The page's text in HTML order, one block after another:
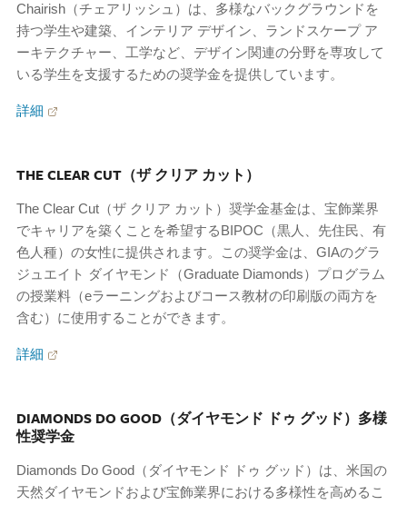
Chairish（チェアリッシュ）は、多様なバックグラウンドを
持つ学生や建築、インテリア デザイン、ランドスケープ ア
ーキテクチャー、工学など、デザイン関連の分野を専攻して
いる学生を支援するための奨学金を提供しています。
詳細
THE CLEAR CUT（ザ クリア カット）
The Clear Cut（ザ クリア カット）奨学金基金は、宝飾業界
でキャリアを築くことを希望するBIPOC（黒人、先住民、有
色人種）の女性に提供されます。この奨学金は、GIAのグラ
ジュエイト ダイヤモンド（Graduate Diamonds）プログラム
の授業料（eラーニングおよびコース教材の印刷版の両方を
含む）に使用することができます。
詳細
DIAMONDS DO GOOD（ダイヤモンド ドゥ グッド）多様
性奨学金
Diamonds Do Good（ダイヤモンド ドゥ グッド）は、米国の
天然ダイヤモンドおよび宝飾業界における多様性を高めるこ